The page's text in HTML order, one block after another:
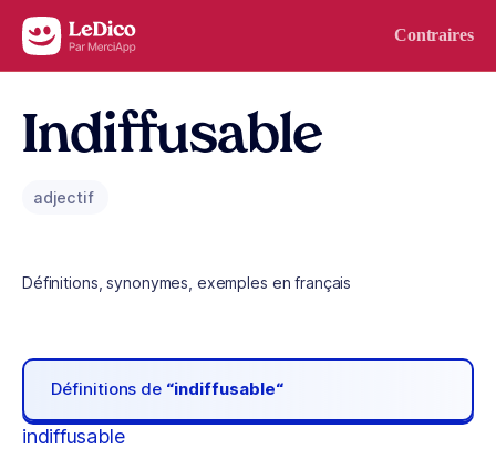
Aller au contenu Contraires
Indiffusable
adjectif
Définitions, synonymes, exemples en français
Définitions de “indiffusable“
indiffusable